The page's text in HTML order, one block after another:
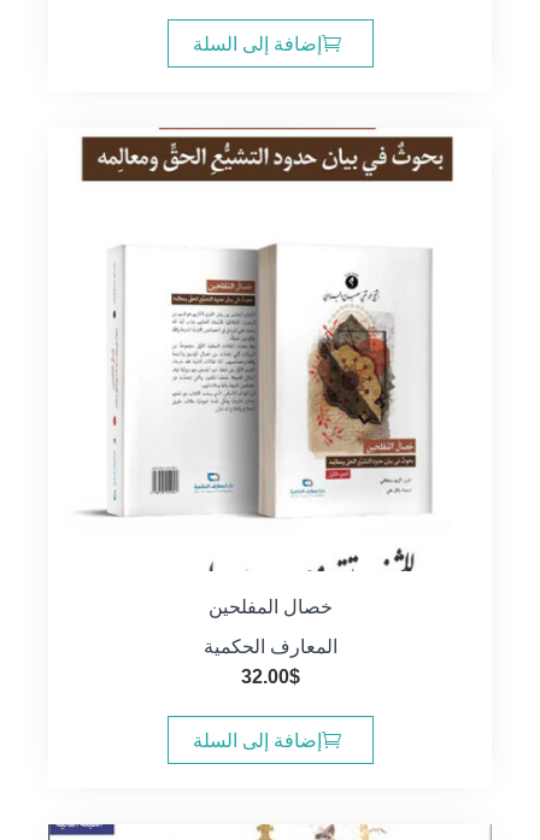
هو:
30.00$.
هو:
26.00$.
إضافة إلى السلة
خصال المفلحين
المعارف الحكمية
32.00$
إضافة إلى السلة